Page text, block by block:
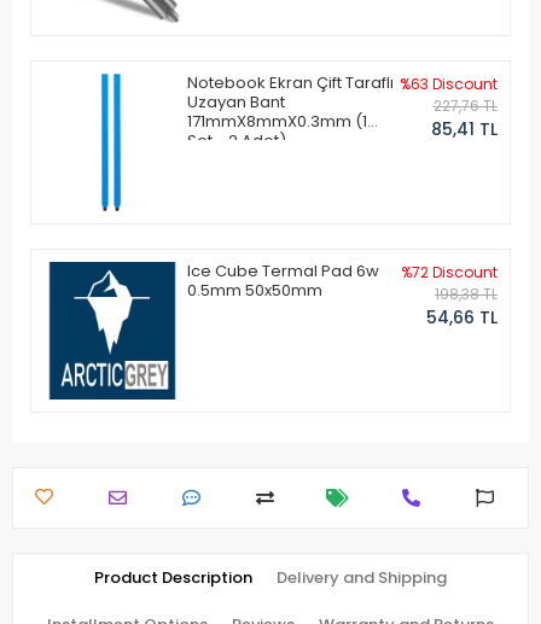
Notebook Ekran Çift Taraflı
Uzayan Bant
171mmX8mmX0.3mm (1
Set - 2 Adet)
%63 Discount
227,76 TL
85,41 TL
Ice Cube Termal Pad 6w
0.5mm 50x50mm
%72 Discount
198,38 TL
54,66 TL
Product Description Delivery and Shipping